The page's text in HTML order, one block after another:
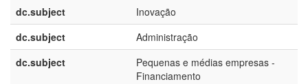
dc.subject
Inovação
dc.subject
Administração
dc.subject
Pequenas e médias empresas -
Financiamento